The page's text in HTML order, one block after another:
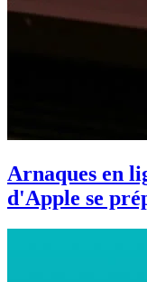
Arnaques en
d'Apple se